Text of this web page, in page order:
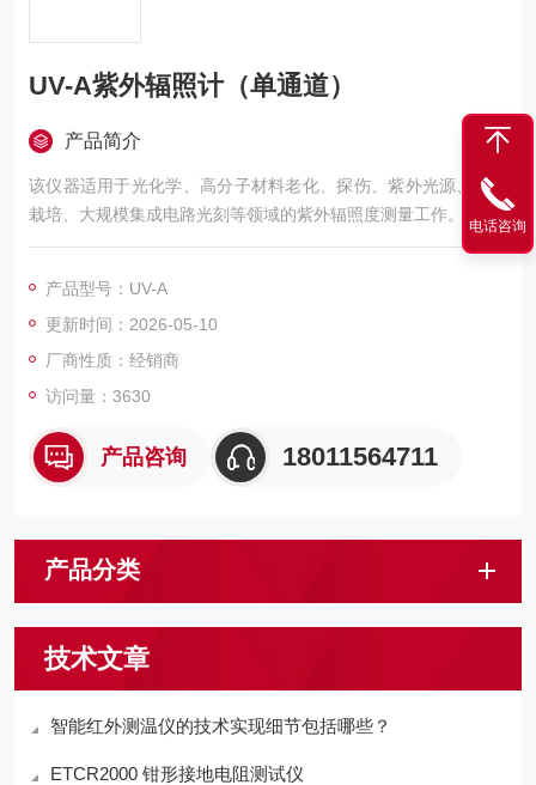
UV-A紫外辐照计（单通道）
产品简介
该仪器适用于光化学、高分子材料老化、探伤、紫外光源、植物
栽培、大规模集成电路光刻等领域的紫外辐照度测量工作。
产品型号：UV-A
更新时间：2026-05-10
厂商性质：经销商
访问量：3630
产品咨询 18011564711
产品分类
技术文章
智能红外测温仪的技术实现细节包括哪些？
ETCR2000 钳形接地电阻测试仪
电话咨询